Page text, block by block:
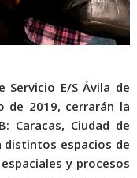
Servicio E/S Ávila de
de 2019, cerrarán la
Caracas, Ciudad de
distintos espacios de
y procesos